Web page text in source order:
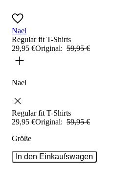
Nael
Regular fitT-Shirts
29,95 €Original: 59,95 €
Nael
Regular fitT-Shirts
29,95 €Original: 59,95 €
Größe
In den Einkaufswagen